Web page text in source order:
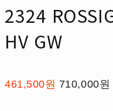
2324
HV GW
461,500원 710,000원